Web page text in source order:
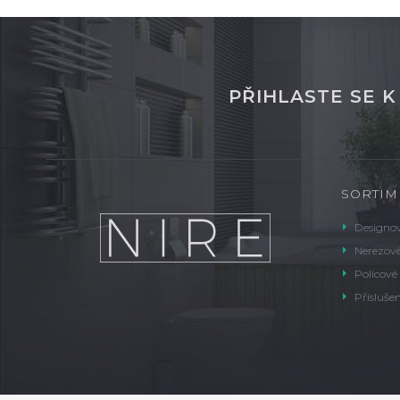
PŘIHLASTE SE
Policové